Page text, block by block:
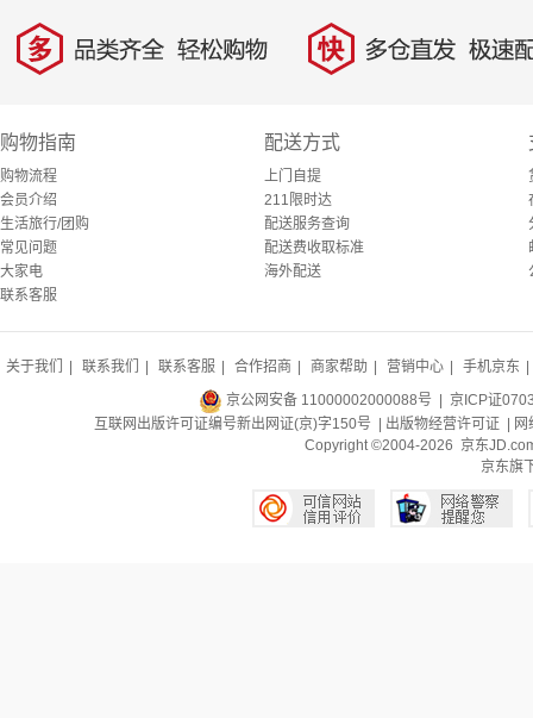
多 品类齐全，轻松购物 快 多仓直发，极速配
购物指南
购物流程
会员介绍
生活旅行/团购
常见问题
大家电
联系客服
配送方式
上门自提
211限时达
配送服务查询
配送费收取标准
海外配送
关于我们 联系我们 联系客服 合作招商 商家帮助 营销中心 手机京东
京公网安备 11000002000088号 | 京ICP证
互联网出版许可证编号新出网证(京)字150号 | 出版物经营许可证
Copyright ©2004-2026 京东
京东旗